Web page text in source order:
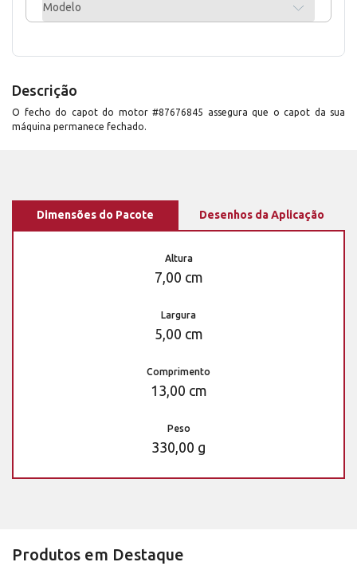
Modelo
Descrição
O fecho do capot do motor #87676845 assegura que o capot da sua
máquina permanece fechado.
Dimensões do Pacote Desenhos da Aplicação
Altura
7,00 cm
Largura
5,00 cm
Comprimento
13,00 cm
Peso
330,00 g
Produtos em Destaque